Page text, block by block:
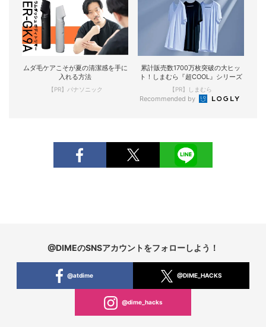
ムダ毛ケアこそが夏の清潔感を手に
入れる方法
【PR】パナソニック
累計販売数1700万枚突破の大ヒッ
ト！しまむら『超COOL』シリーズ
【PR】しまむら
Recommended by
@DIMEのSNSアカウントをフォローしよう！
@atdime @DIME_HACKS
@dime_hacks